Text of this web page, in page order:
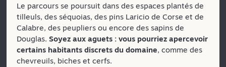
Le parcours se poursuit dans des espaces plantés de
tilleuls, des séquoias, des pins Laricio de Corse et de
Calabre, des peupliers ou encore des sapins de
Douglas. Soyez aux aguets : vous pourriez apercevoir
certains habitants discrets du domaine, comme des
chevreuils, biches et cerfs.